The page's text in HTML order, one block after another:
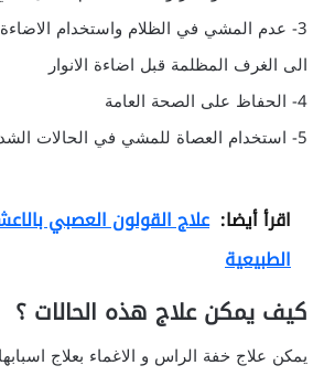
3- عدم المشي في الظلام واستخدام
الى الغرف المظلمة قبل اضاءة الانوار
4- الحفاظ على الصحة العامة
5- استخدام العصاة للمشي في الحالات الشديدة
اقرأ أيضا: علاج القولون العصبي
الطبيعية
كيف يمكن علاج هذه الحالات ؟
يمكن علاج خفة الراس و الاغماء بعلاج